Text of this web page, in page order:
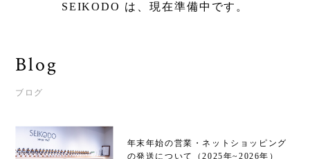
SEIKODO は、現在準備中です。
Blog
ブログ
年末年始の営業・ネットショッピング
の発送について（2025年~2026年）